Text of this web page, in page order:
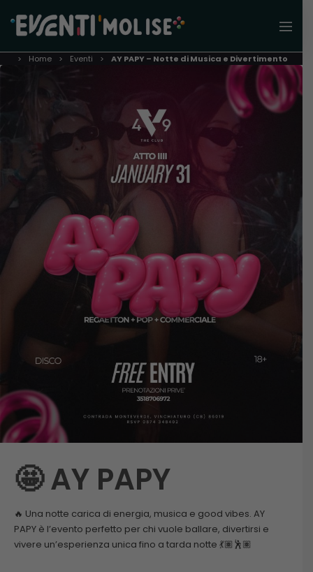
Home Eventi AY PAPY – Notte di Musica e Divertimento
🤩 AY PAPY
🔥 Una notte carica di energia, musica e good vibes. AY
PAPY è l’evento perfetto per chi vuole ballare, divertirsi e
vivere un’esperienza unica fino a tarda notte 💃🏽🕺🏽